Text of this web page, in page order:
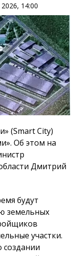
14:00
(Smart City)
Об этом на
Дмитрий
будут
земельных
участки.
создании